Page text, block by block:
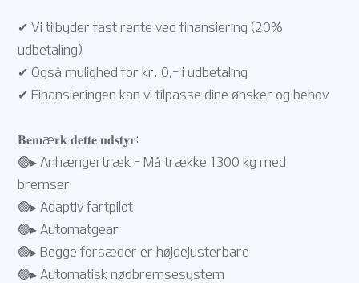
✔ Vi tilbyder fast rente ved finansiering (20%
udbetaling)
✔ Også mulighed for kr. 0,- i udbetaling
✔ Finansieringen kan vi tilpasse dine ønsker og behov
𝐁𝐞𝐦æ𝐫𝐤 𝐝𝐞𝐭𝐭𝐞 𝐮𝐝𝐬𝐭𝐲𝐫:
🟢▸ Anhængertræk - Må trække 1300 kg med
bremser
🟢▸ Adaptiv fartpilot
🟢▸ Automatgear
🟢▸ Begge forsæder er højdejusterbare
🟢▸ Automatisk nødbremsesystem